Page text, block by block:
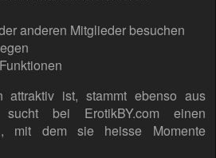
anderen Mitglieder besuchen
attraktiv ist, stammt ebenso aus
sucht bei ErotikBY.com einen
mit dem sie heisse Momente